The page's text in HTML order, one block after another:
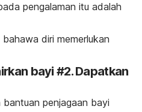
pengalaman itu adalah
diri memerlukan
bayi #2. Dapatkan
penjagaan bayi